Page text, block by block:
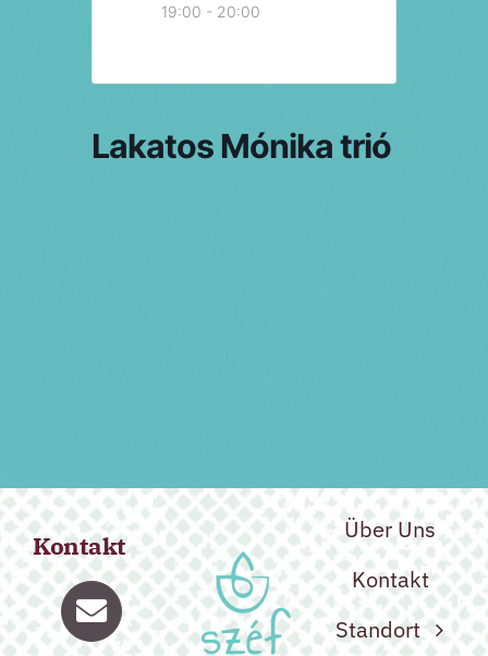
19:00 - 20:00
Lakatos Mónika trió
Kontakt
Über Uns
Kontakt
Standort